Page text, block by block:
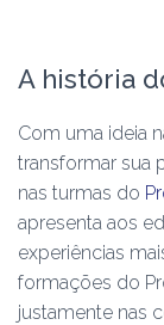
A história
Com uma ideia
transformar sua
nas turmas do
apresenta aos
experiências
formações do
justamente nas